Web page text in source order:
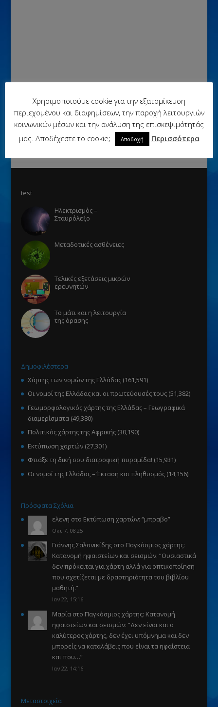
test
Ηλεκτρισμός –
Σταυρόλεξο
Μεταδοτικές ασθένειες
Τελικές εξετάσεις μικρών
ερευνητών
Το μάτι και η λειτουργία
της όρασης
Δημοφιλέστερα
Χάρτης των νομών της Ελλάδας (161,591)
Οι νομοί της Ελλάδας και οι πρωτεύουσές τους (51,382)
Γεωμορφολογικός χάρτης της Ελλάδας – Γεωγραφικά
διαμερίσματα (49,380)
Πολιτικός χάρτης της Αφρικής (30,190)
Εκτύπωση χαρτών (27,301)
Φτιάξε τη δική σου διατροφική πυραμίδα! (15,931)
Οι νομοί της Ελλάδας – Έκταση και πληθυσμός (14,156)
Πρόσφατα Σχόλια
ελενη στο Εκτύπωση χαρτών: “μπραβο”
Οκτ 7, 08:25
Γιάννης Σαλονικίδηςστο Παγκόσμιος χάρτης:
Κατανομή ηφαιστείων και σεισμών: “Ουσιαστικά
δεν πρόκειται για χάρτη αλλά για οπτικοποίηση
που σχετίζεται με δραστηριότητα του βιβλίου
μαθητή.”
Ιαν 22, 15:16
Μαρίαστο Παγκόσμιος χάρτης: Κατανομή
ηφαιστείων και σεισμών: “Δεν είναι και ο
καλύτερος χάρτης, δεν έχει υπόμνημα και δεν
μπορείς να καταλάβεις που είναι τα ηφαίστεια
και που…”
Ιαν 22, 14:16
Μεταστοιχεία
Χρησιμοποιούμε cookie για την εξατομίκευση
περιεχομένου και διαφημίσεων, την παροχή λειτουργιών
κοινωνικών μέσων και την ανάλυση της επισκεψιμότητάς
μας. Αποδέχεστε το cookie;
Αποδοχή Περισσότερα